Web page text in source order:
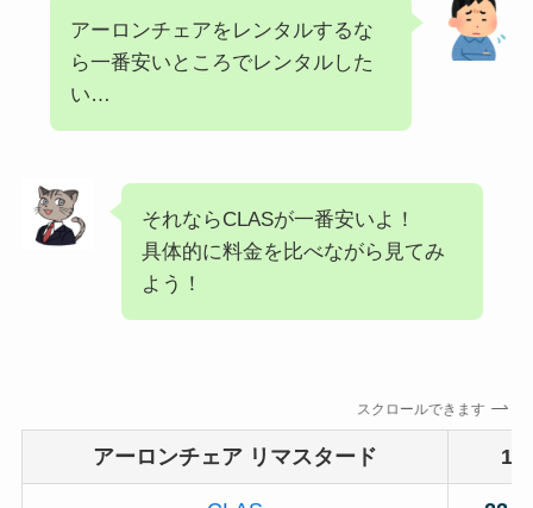
アーロンチェアをレンタルするな
ら一番安いところでレンタルした
い…
それならCLASが一番安いよ！
具体的に料金を比べながら見てみ
よう！
スクロールできます
アーロンチェア リマスタード 1